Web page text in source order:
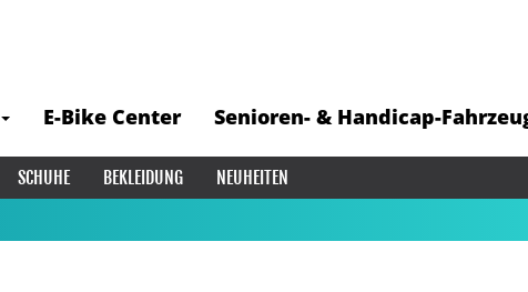
E-Bike Center Senioren- & Handicap-
SCHUHE BEKLEIDUNG
NEUHEITEN